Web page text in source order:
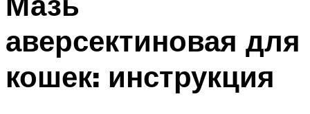
аверсектиновая для
кошек: инструкция